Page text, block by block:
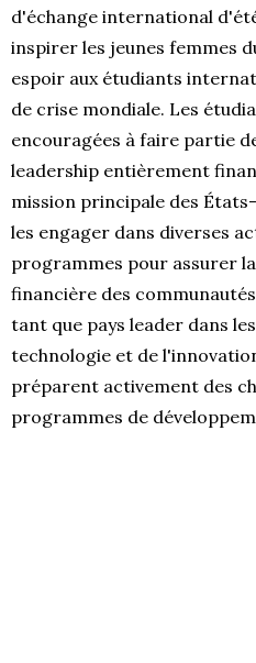
d'échange international
inspirer les jeunes femmes
espoir aux étudiants
de crise mondiale. Les
encouragées à faire partie
leadership entièrement
mission principale des
les engager dans diverses
programmes pour assurer
financière des
tant que pays leader dans
technologie et de
préparent activement des
programmes de